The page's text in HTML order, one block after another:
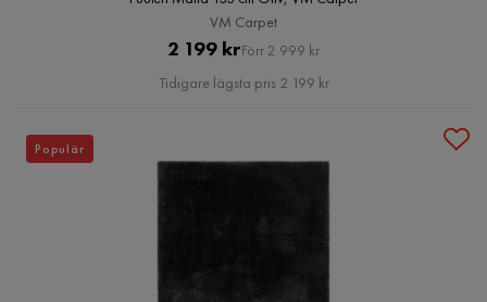
VM Carpet
Pris
2 199 krOriginal
Pris
Förr 2 999 kr
Tidigare lägsta pris 2 199 kr
Populär